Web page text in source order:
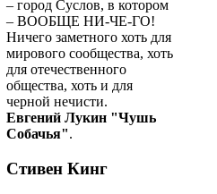
– город Суслов, в котором
– ВООБЩЕ НИ-ЧЕ-ГО!
Ничего заметного хоть для
мирового сообщества, хоть
для отечественного
общества, хоть и для
черной нечисти.
Евгений Лукин "Чушь
Собачья".
Стивен Кинг